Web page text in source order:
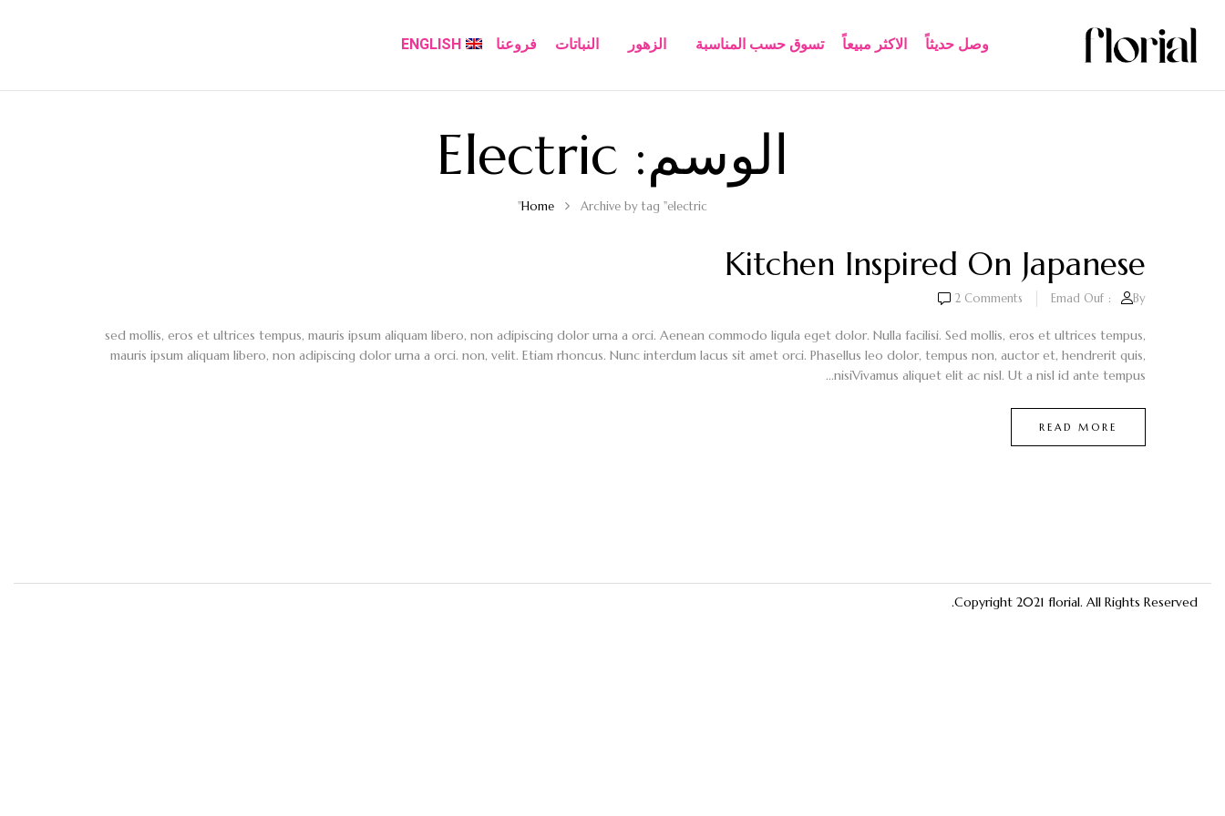
وصل حديثاً الاكثر مبيعاً​ تسوق حسب المناسبة الزهور النباتات فروعنا ENGLISH
الوسم: Electric
Home Archive by tag "electric"
Kitchen Inspired On Japanese
By:
Emad Ouf
2 Comments
sed mollis, eros et ultrices tempus, mauris ipsum aliquam libero, non adipiscing dolor urna a orci. Aenean commodo ligula eget dolor. Nulla facilisi. Sed mollis, eros et ultrices tempus,
mauris ipsum aliquam libero, non adipiscing dolor urna a orci. non, velit. Etiam rhoncus. Nunc interdum lacus sit amet orci. Phasellus leo dolor, tempus non, auctor et, hendrerit quis,
nisiVivamus aliquet elit ac nisl. Ut a nisl id ante tempus...
READ MORE
Copyright 2021 florial. All Rights Reserved.